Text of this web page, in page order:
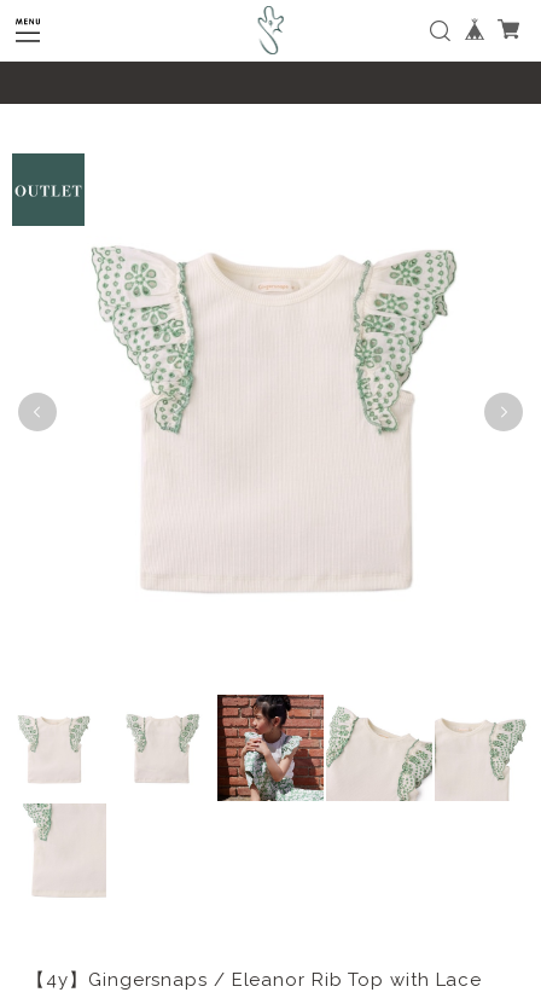
google-site-verification=SHQu5n4yz7-
tPsbAaiX89DBKMypZL6raQx7JsECLt-4
【4y】Gingersnaps / Eleanor Rib Top with Lace